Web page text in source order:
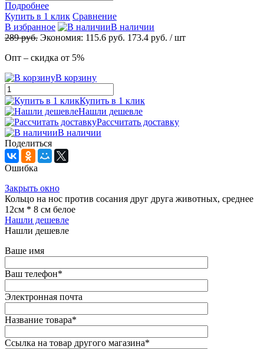
Подробнее
Купить в 1 клик Сравнение
В избранное
В наличии
289руб. Экономия: 115.6 руб. 173.4 руб. / шт
Опт – скидка от 5%
В корзину
Купить в 1 клик
Нашли дешевле
Рассчитать доставку
В наличии
Поделиться
Ошибка
Закрыть окно
Кольцо на нос против сосания друг друга животных, среднее
12см * 8 см белое
Нашли дешевле
Нашли дешевле
Ваше имя
Ваш телефон*
Электронная почта
Название товара*
Ссылка на товар другого магазина*